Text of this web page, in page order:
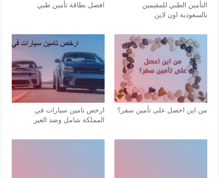
التأمين الطبي للمقيمين
بالسعودية اون لاين
افضل بطاقة تأمين طبي
من اين احصل على تأمين سفر؟
ارخص تامين سيارات في
المملكة شامل وضد الغير